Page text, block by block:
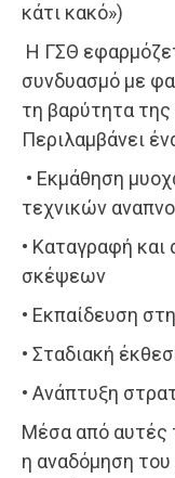
κάτι κακό»)
Η ΓΣΘ
συνδυασμό με
τη βαρύτητα
Περιλαμβάνει
• Εκμάθηση
τεχνικών
• Καταγραφή
σκέψεων
• Εκπαίδευση
• Σταδιακή
• Ανάπτυξη
Μέσα από αυτές
η αναδόμηση